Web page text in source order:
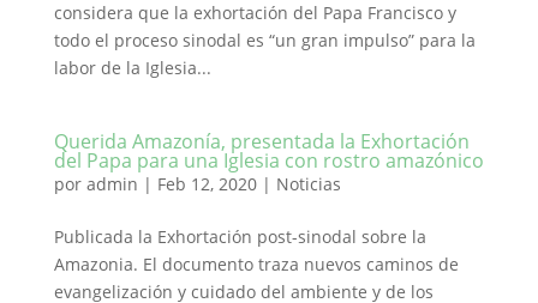
considera que la exhortación del Papa Francisco y
todo el proceso sinodal es “un gran impulso” para la
labor de la Iglesia...
Querida Amazonía, presentada la Exhortación
del Papa para una Iglesia con rostro amazónico
por admin | Feb 12, 2020| Noticias
Publicada la Exhortación post-sinodal sobre la
Amazonia. El documento traza nuevos caminos de
evangelización y cuidado del ambiente y de los